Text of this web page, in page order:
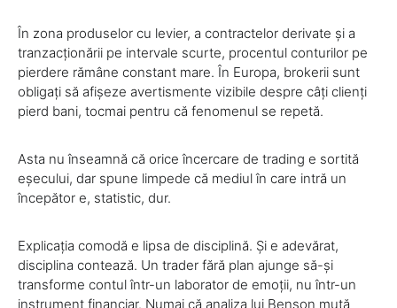
În zona produselor cu levier, a contractelor derivate și a
tranzacționării pe intervale scurte, procentul conturilor pe
pierdere rămâne constant mare. În Europa, brokerii sunt
obligați să afișeze avertismente vizibile despre câți clienți
pierd bani, tocmai pentru că fenomenul se repetă.
Asta nu înseamnă că orice încercare de trading e sortită
eșecului, dar spune limpede că mediul în care intră un
începător e, statistic, dur.
Explicația comodă e lipsa de disciplină. Și e adevărat,
disciplina contează. Un trader fără plan ajunge să-și
transforme contul într-un laborator de emoții, nu într-un
instrument financiar. Numai că analiza lui Benson mută